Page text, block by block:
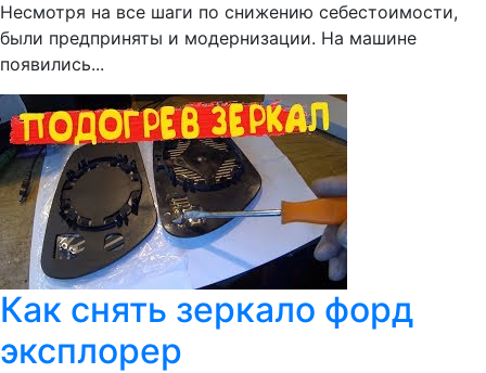
Несмотря на все шаги по снижению себестоимости,
были предприняты и модернизации. На машине
появились...
Как снять зеркало форд
эксплорер